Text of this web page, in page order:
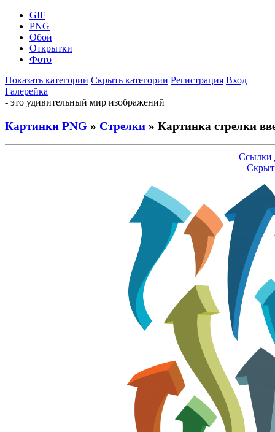
GIF
PNG
Обои
Открытки
Фото
Показать категории Скрыть категории Регистрация Вход
Галерейка
- это удивительный мир изображений
Картинки PNG » Стрелки » Картинка стрелки
Ссылки